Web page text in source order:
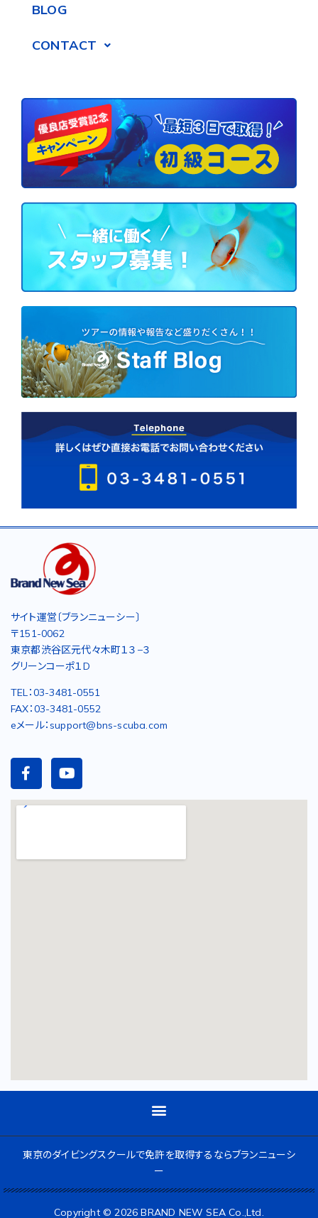
BLOG
CONTACT
サイト運営〔ブランニューシー〕
〒151-0062
東京都渋谷区元代々木町１３−３
グリーンコーポ１D
TEL：03-3481-0551
FAX：03-3481-0552
eメール：support@bns-scuba.com
東京のダイビングスクールで免許を取得するならブランニューシ
ー
Copyright © 2026 BRAND NEW SEA Co.,Ltd.